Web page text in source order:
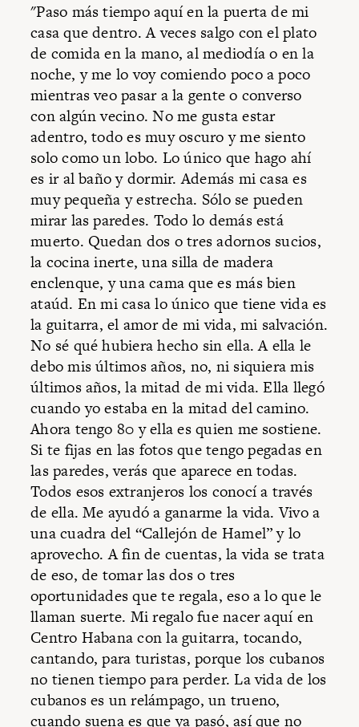
"Paso más tiempo aquí en la puerta de mi
casa que dentro. A veces salgo con el plato
de comida en la mano, al mediodía o en la
noche, y me lo voy comiendo poco a poco
mientras veo pasar a la gente o converso
con algún vecino. No me gusta estar
adentro, todo es muy oscuro y me siento
solo como un lobo. Lo único que hago ahí
es ir al baño y dormir. Además mi casa es
muy pequeña y estrecha. Sólo se pueden
mirar las paredes. Todo lo demás está
muerto. Quedan dos o tres adornos sucios,
la cocina inerte, una silla de madera
enclenque, y una cama que es más bien
ataúd. En mi casa lo único que tiene vida es
la guitarra, el amor de mi vida, mi salvación.
No sé qué hubiera hecho sin ella. A ella le
debo mis últimos años, no, ni siquiera mis
últimos años, la mitad de mi vida. Ella llegó
cuando yo estaba en la mitad del camino.
Ahora tengo 80 y ella es quien me sostiene.
Si te fijas en las fotos que tengo pegadas en
las paredes, verás que aparece en todas.
Todos esos extranjeros los conocí a través
de ella. Me ayudó a ganarme la vida. Vivo a
una cuadra del “Callejón de Hamel” y lo
aprovecho. A fin de cuentas, la vida se trata
de eso, de tomar las dos o tres
oportunidades que te regala, eso a lo que le
llaman suerte. Mi regalo fue nacer aquí en
Centro Habana con la guitarra, tocando,
cantando, para turistas, porque los cubanos
no tienen tiempo para perder. La vida de los
cubanos es un relámpago, un trueno,
cuando suena es que ya pasó, así que no